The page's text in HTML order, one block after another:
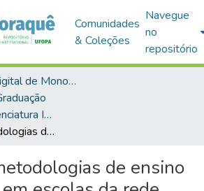
Comunidades
& Coleções
Navegue
no
repositório
Biblioteca Digital de Monografias (BDM)
ICED - TCC - Licenciatura Integrada - Biologia e Química
Análise de metodologias de ensino em genética em escolas da rede estadual de ensino médio de Santarém-PA
de ensino